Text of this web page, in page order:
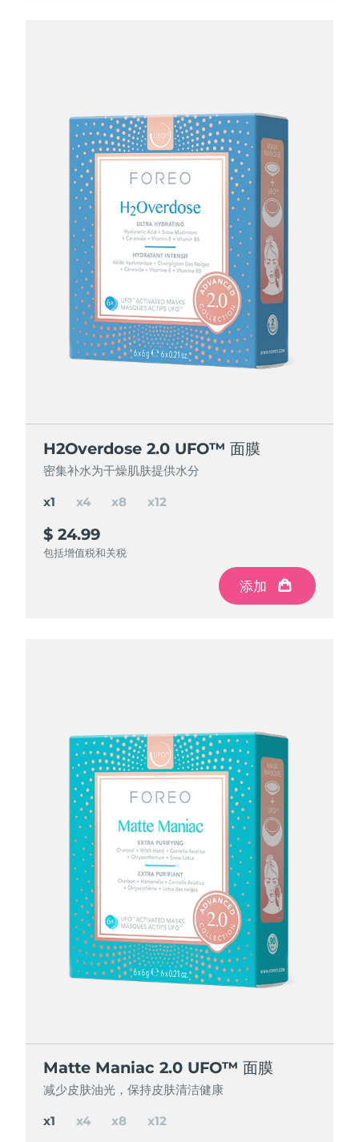
H2Overdose 2.0 UFO™ 面膜
密集补水为干燥肌肤提供水分
$ 24.99
包括增值税和关税
添加
H2Overdose 2.0 UFO™ 面膜
密集补水为干燥肌肤提供水分
$ 84.97
包括增值税和关税
添加
H2Overdose 2.0 UFO™ 面膜
密集补水为干燥肌肤提供水分
$ 150 $ 199.92
包括增值税和关税
添加
H2Overdose 2.0 UFO™ 面膜
密集补水为干燥肌肤提供水分
$ 195 $ 299.88
包括增值税和关税
添加
x1 x4 x8 x12
Matte Maniac 2.0 UFO™ 面膜
减少皮肤油光，保持皮肤清洁健康
Matte Maniac 2.0 UFO™ 面膜
减少皮肤油光，保持皮肤清洁健康
Matte Maniac 2.0 UFO™ 面膜
减少皮肤油光，保持皮肤清洁健康
Matte Maniac 2.0 UFO™ 面膜
减少皮肤油光，保持皮肤清洁健康
x1 x4 x8 x12